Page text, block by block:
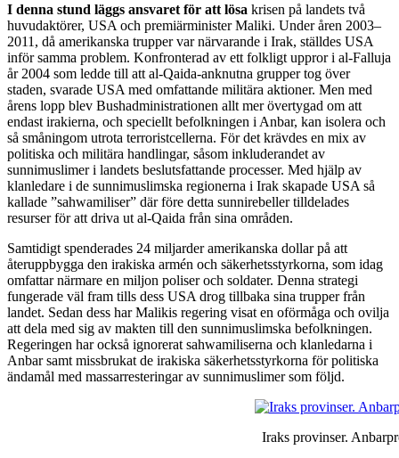
I denna stund läggs ansvaret för att lösa krisen på landets två
huvudaktörer, USA och premiärminister Maliki. Under åren 2003–
2011, då amerikanska trupper var närvarande i Irak, ställdes USA
inför samma problem. Konfronterad av ett folkligt uppror i al-Falluja
år 2004 som ledde till att al-Qaida-anknutna grupper tog över
staden, svarade USA med omfattande militära aktioner. Men med
årens lopp blev Bushadministrationen allt mer övertygad om att
endast irakierna, och speciellt befolkningen i Anbar, kan isolera och
så småningom utrota terroristcellerna. För det krävdes en mix av
politiska och militära handlingar, såsom inkluderandet av
sunnimuslimer i landets beslutsfattande processer. Med hjälp av
klanledare i de sunnimuslimska regionerna i Irak skapade USA så
kallade ”sahwamiliser” där före detta sunnirebeller tilldelades
resurser för att driva ut al-Qaida från sina områden.
Samtidigt spenderades 24 miljarder amerikanska dollar på att
återuppbygga den irakiska armén och säkerhetsstyrkorna, som idag
omfattar närmare en miljon poliser och soldater. Denna strategi
fungerade väl fram tills dess USA drog tillbaka sina trupper från
landet. Sedan dess har Malikis regering visat en oförmåga och ovilja
att dela med sig av makten till den sunnimuslimska befolkningen.
Regeringen har också ignorerat sahwamiliserna och klanledarna i
Anbar samt missbrukat de irakiska säkerhetsstyrkorna för politiska
ändamål med massarresteringar av sunnimuslimer som följd.
Iraks provinser.